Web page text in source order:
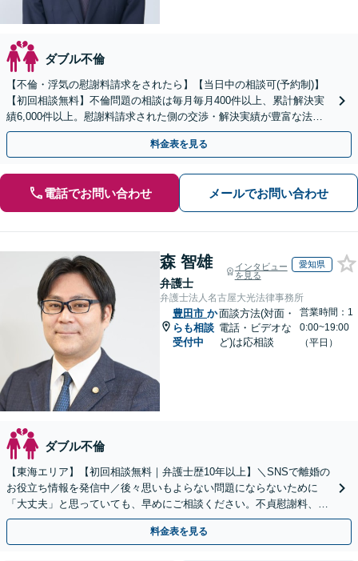
ダブル不倫
【不倫・浮気の慰謝料請求をされたら】【当日中の相談可(予約制)】
【初回相談無料】不倫問題の相談は毎月毎月400件以上、累計解決実
績6,000件以上。慰謝料請求された側の交渉・解決実績が豊富な法律
事務所です。
料金表を見る
電話でお問い合わせ メールでお問い合わせ
森 智雄
弁護士
インタビュー
を見る
愛知県
弁護士法人名古屋大光法律事務所
豊田市 か
らも相談
受付中
面談方法(対面・
電話・ビデオな
ど)は応相談
営業時間：1
0:00~19:00
（平日）
ダブル不倫
【東海エリア】【初回相談無料｜弁護士歴10年以上】＼SNSで離婚の
お役立ち情報を発信中／後々思いもよらない問題にならないために
「大丈夫」と思っていても、早めにご相談ください。不貞慰謝料、養
育費、財産分与、DV、モラハラなど【出張相談可】
料金表を見る